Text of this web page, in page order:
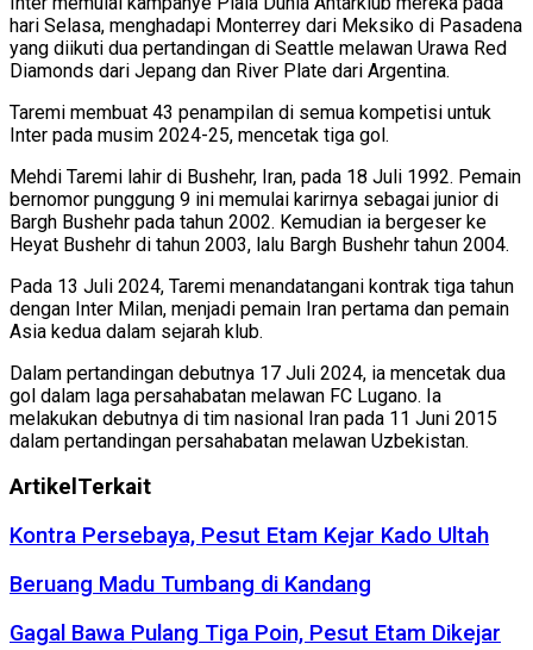
hari Selasa, menghadapi Monterrey dari Meksiko di Pasadena
yang diikuti dua pertandingan di Seattle melawan Urawa Red
Diamonds dari Jepang dan River Plate dari Argentina.
Taremi membuat 43 penampilan di semua kompetisi untuk
Inter pada musim 2024-25, mencetak tiga gol.
Mehdi Taremi lahir di Bushehr, Iran, pada 18 Juli 1992. Pemain
bernomor punggung 9 ini memulai karirnya sebagai junior di
Bargh Bushehr pada tahun 2002. Kemudian ia bergeser ke
Heyat Bushehr di tahun 2003, lalu Bargh Bushehr tahun 2004.
Pada 13 Juli 2024, Taremi menandatangani kontrak tiga tahun
dengan Inter Milan, menjadi pemain Iran pertama dan pemain
Asia kedua dalam sejarah klub.
Dalam pertandingan debutnya 17 Juli 2024, ia mencetak dua
gol dalam laga persahabatan melawan FC Lugano. Ia
melakukan debutnya di tim nasional Iran pada 11 Juni 2015
dalam pertandingan persahabatan melawan Uzbekistan.
Artikel Terkait
Kontra Persebaya, Pesut Etam Kejar Kado Ultah
Beruang Madu Tumbang di Kandang
Gagal Bawa Pulang Tiga Poin, Pesut Etam Dikejar